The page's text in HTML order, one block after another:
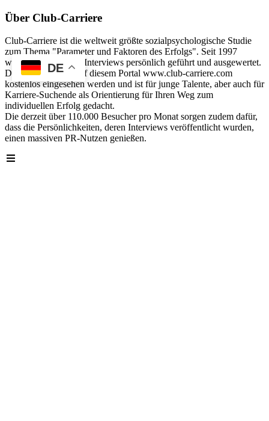
DE
Über Club-Carriere
Club-Carriere ist die weltweit größte sozialpsychologische Studie
zum Thema "Parameter und Faktoren des Erfolgs". Seit 1997
wurden über 40.000 Interviews persönlich geführt und ausgewertet.
Die Analyse kann auf diesem Portal www.club-carriere.com
kostenlos eingesehen werden und ist für junge Talente, aber auch für
Karriere-Suchende als Orientierung für Ihren Weg zum
individuellen Erfolg gedacht.
Die derzeit über 110.000 Besucher pro Monat sorgen zudem dafür,
dass die Persönlichkeiten, deren Interviews veröffentlicht wurden,
einen massiven PR-Nutzen genießen.